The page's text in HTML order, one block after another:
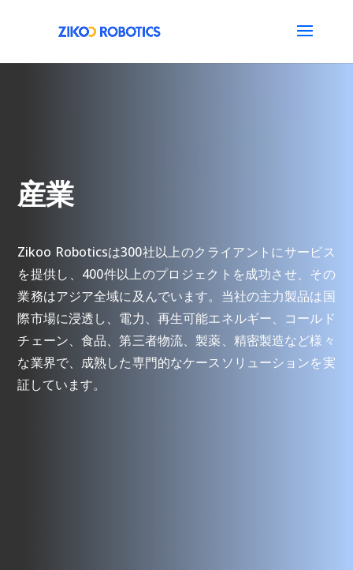
産業
Zikoo Roboticsは300社以上のクライアントにサービス
を提供し、400件以上のプロジェクトを成功させ、その
業務はアジア全域に及んでいます。当社の主力製品は国
際市場に浸透し、電力、再生可能エネルギー、コールド
チェーン、食品、第三者物流、製薬、精密製造など様々
な業界で、成熟した専門的なケースソリューションを実
証しています。